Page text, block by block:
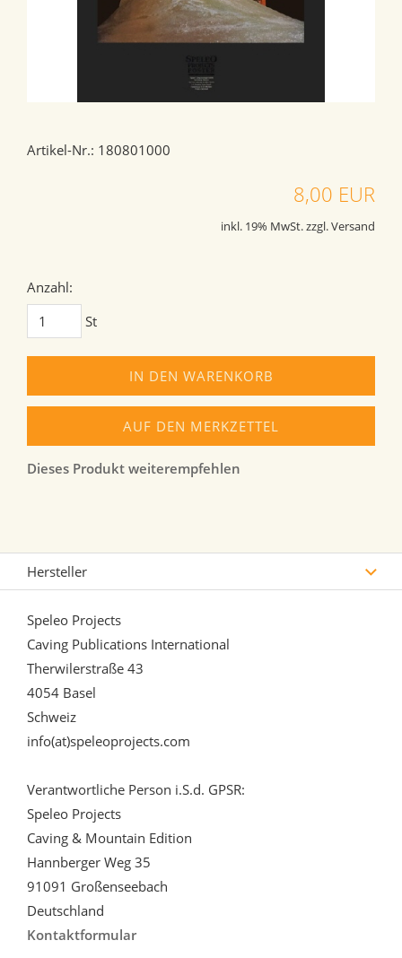
Artikel-Nr.: 180801000
8,00 EUR
inkl. 19% MwSt. zzgl. Versand
Anzahl:
St
IN DEN WARENKORB
AUF DEN MERKZETTEL
Dieses Produkt weiterempfehlen
Hersteller
Speleo Projects
Caving Publications International
Therwilerstraße 43
4054 Basel
Schweiz
info(at)speleoprojects.com
Verantwortliche Person i.S.d. GPSR:
Speleo Projects
Caving & Mountain Edition
Hannberger Weg 35
91091 Großenseebach
Deutschland
Kontaktformular